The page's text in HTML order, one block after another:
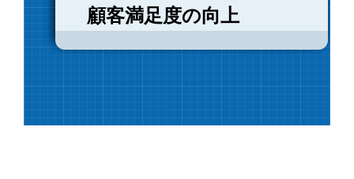
顧客満足度の向上